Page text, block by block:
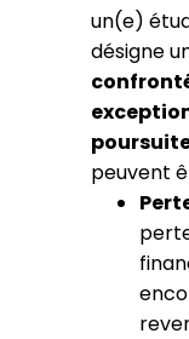
un(e)
désigne
peuvent